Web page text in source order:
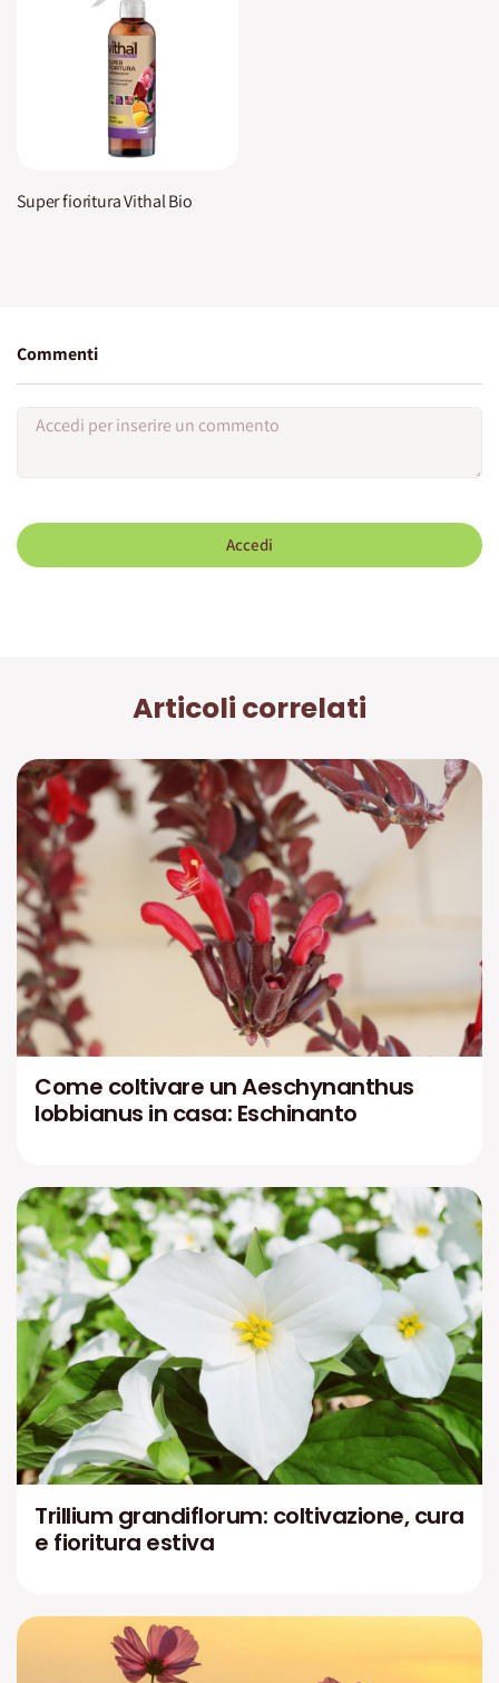
Super fioritura Vithal Bio
Commenti
Accedi
Articoli correlati
Come coltivare un Aeschynanthus
lobbianus in casa: Eschinanto
Trillium grandiflorum: coltivazione, cura
e fioritura estiva